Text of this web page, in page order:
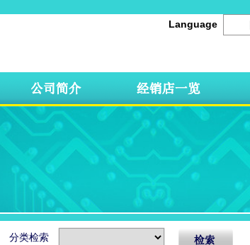
Language
分类检索